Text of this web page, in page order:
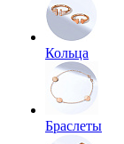
Кольца
Браслеты